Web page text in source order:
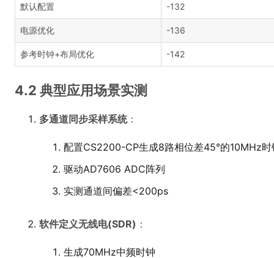
默认配置 -132
电源优化 -136
参考时钟+布局优化 -142
4.2 典型应用场景实测
多通道同步采样系统：
配置CS2200-CP生成8路相位差45°的10MHz时
驱动AD7606 ADC阵列
实测通道间偏差<200ps
软件定义无线电(SDR) ：
生成70MHz中频时钟